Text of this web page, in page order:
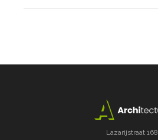
Lazarijstraat 168